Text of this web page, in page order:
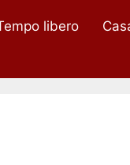
libero